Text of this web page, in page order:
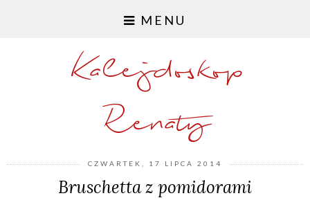
MENU
Kalejdoskop
Renaty
CZWARTEK, 17 LIPCA 2014
Bruschetta z pomidorami